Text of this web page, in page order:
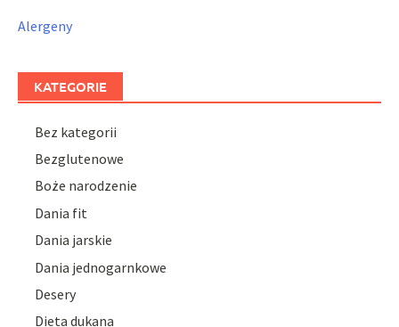
Alergeny
KATEGORIE
Bez kategorii
Bezglutenowe
Boże narodzenie
Dania fit
Dania jarskie
Dania jednogarnkowe
Desery
Dieta dukana